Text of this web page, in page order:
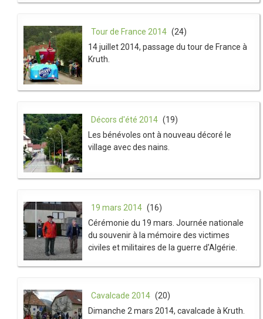
Tour de France 2014 (24)
14 juillet 2014, passage du tour de France à
Kruth.
Décors d'été 2014 (19)
Les bénévoles ont à nouveau décoré le
village avec des nains.
19 mars 2014 (16)
Cérémonie du 19 mars. Journée nationale
du souvenir à la mémoire des victimes
civiles et militaires de la guerre d'Algérie.
Cavalcade 2014 (20)
Dimanche 2 mars 2014, cavalcade à Kruth.